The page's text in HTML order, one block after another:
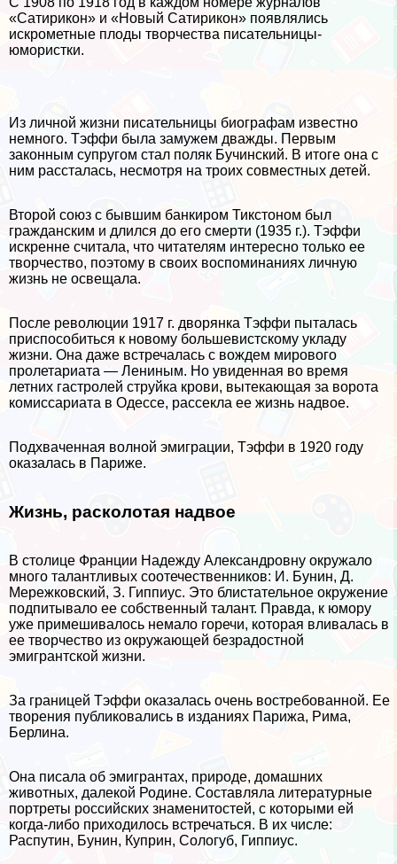
«Сатирикон» и «Новый Сатирикон» появлялись
искрометные плоды творчества писательницы-
юмористки.
Из личной жизни писательницы биографам известно
немного. Тэффи была замужем дважды. Первым
законным супругом стал поляк Бучинский. В итоге она с
ним рассталась, несмотря на троих совместных детей.
Второй союз с бывшим банкиром Тикстоном был
гражданским и длился до его cмepти (1935 г.). Тэффи
искренне считала, что читателям интересно только ее
творчество, поэтому в своих воспоминаниях личную
жизнь не освещала.
После революции 1917 г. дворянка Тэффи пыталась
приспособиться к новому большевистскому укладу
жизни. Она даже встречалась с вождем мирового
пролетариата — Лениным. Но увиденная во время
летних гастролей струйка крови, вытекающая за ворота
комиссариата в Одессе, рассекла ее жизнь надвое.
Подхваченная волной эмиграции, Тэффи в 1920 году
оказалась в Париже.
Жизнь, расколотая надвое
В столице Франции Надежду Александровну окружало
много талантливых соотечественников: И. Бунин, Д.
Мережковский, З. Гиппиус. Это блистательное окружение
подпитывало ее собственный талант. Правда, к юмору
уже примешивалось немало горечи, которая вливалась в
ее творчество из окружающей безрадостной
эмигрантской жизни.
За границей Тэффи оказалась очень востребованной. Ее
творения публиковались в изданиях Парижа, Рима,
Берлина.
Она писала об эмигрантах, природе, домашних
животных, далекой Родине. Составляла литературные
портреты российских знаменитостей, с которыми ей
когда-либо приходилось встречаться. В их числе:
Распутин, Бунин, Куприн, Сологуб, Гиппиус.